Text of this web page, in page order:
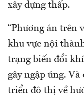
xây dựng thấp.
“Phương án trên
khu vực nội
trạng biến đổi
gây ngập úng.
triển đô thị về